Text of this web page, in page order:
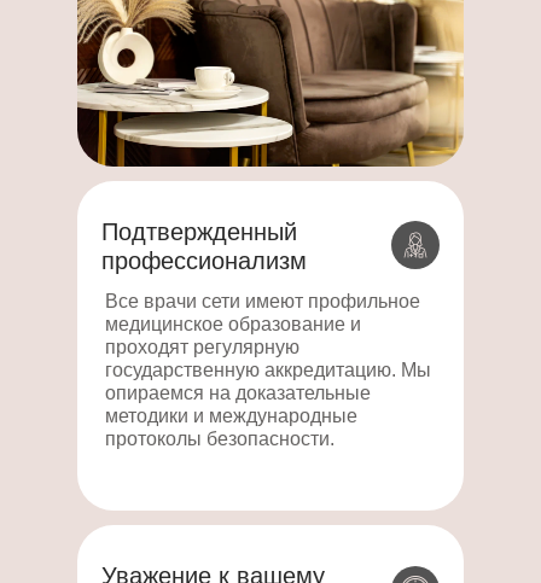
Уважение к вашему
Подтвержденный
профессионализм
Все врачи сети имеют профильное
медицинское образование и
проходят регулярную
государственную аккредитацию. Мы
опираемся на доказательные
методики и международные
протоколы безопасности.